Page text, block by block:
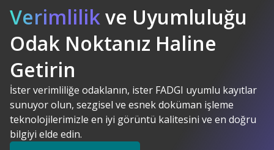
Verimlilikve Uyumluluğu
Odak Noktanız Haline
Getirin
İster verimliliğe odaklanın, ister FADGI uyumlu kayıtlar
sunuyor olun, sezgisel ve esnek doküman işleme
teknolojilerimizle en iyi görüntü kalitesini ve en doğru
bilgiyi elde edin.
AI Destekli
Kodak Alaris. Anlamlı
Çözümler
Çözümlerimizi keşfedin
Tarayıcılarımızı keşfedin